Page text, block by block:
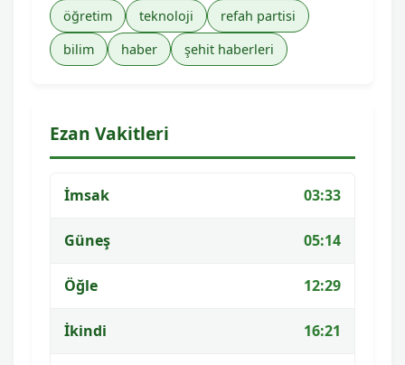
öğretim
teknoloji
refah partisi
bilim
haber şehit haberleri
Ezan Vakitleri
İmsak 03:33
Güneş 05:14
Öğle 12:29
İkindi 16:21